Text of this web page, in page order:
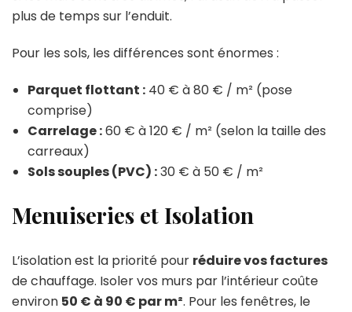
plus de temps sur l’enduit.
Pour les sols, les différences sont énormes :
Parquet flottant : 40 € à 80 € / m² (pose
comprise)
Carrelage :60 € à 120 € / m² (selon la taille des
carreaux)
Sols souples (PVC) :30 € à 50 € / m²
Menuiseries et Isolation
L’isolation est la priorité pour réduire vos factures
de chauffage. Isoler vos murs par l’intérieur coûte
environ 50 € à 90 € par m². Pour les fenêtres, le